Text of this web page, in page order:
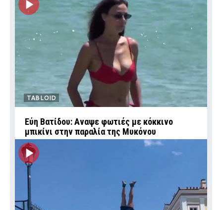
TABLOID
Εύη Βατίδου: Αναψε φωτιές με κόκκινο
μπικίνι στην παραλία της Μυκόνου